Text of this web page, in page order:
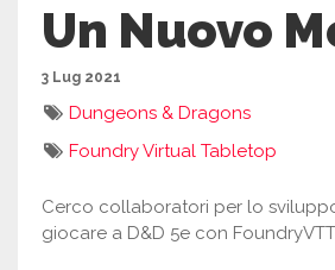
Un Nuovo
3 Lug 2021
Dungeons & Dragons
Foundry Virtual Tabletop
Cerco collaboratori per lo
giocare a D&D 5e con